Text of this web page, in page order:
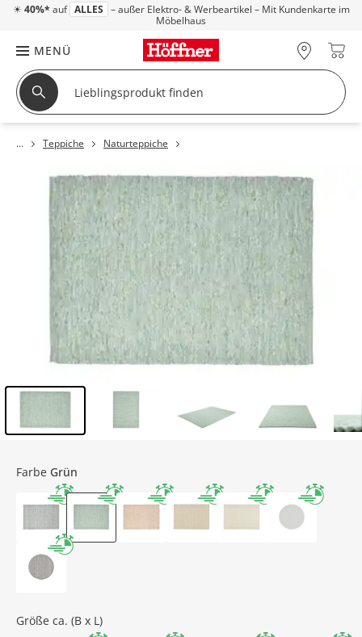
☀ 40%* auf ALLES – außer Elektro- & Werbeartikel – Mit Kundenkarte im
Möbelhaus
MENÜ
Teppiche Naturteppiche
Farbe Grün
Größe ca. (B x L)